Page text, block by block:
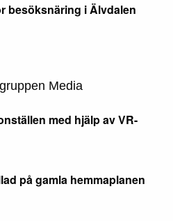
besöksnäring i Älvdalen
Media
med hjälp av VR-
på gamla hemmaplanen